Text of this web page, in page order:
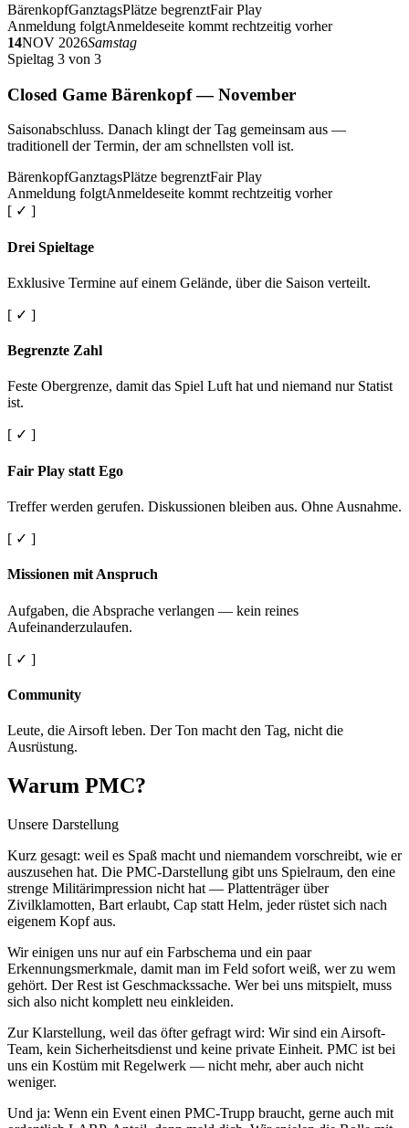
BärenkopfGanztagsPlätze begrenztFair Play
Anmeldung folgtAnmeldeseite kommt rechtzeitig vorher
14NOV 2026Samstag
Spieltag 3 von 3
Closed Game Bärenkopf — November
Saisonabschluss. Danach klingt der Tag gemeinsam aus —
traditionell der Termin, der am schnellsten voll ist.
BärenkopfGanztagsPlätze begrenztFair Play
Anmeldung folgtAnmeldeseite kommt rechtzeitig vorher
[ ✓ ]
Drei Spieltage
Exklusive Termine auf einem Gelände, über die Saison verteilt.
[ ✓ ]
Begrenzte Zahl
Feste Obergrenze, damit das Spiel Luft hat und niemand nur Statist
ist.
[ ✓ ]
Fair Play statt Ego
Treffer werden gerufen. Diskussionen bleiben aus. Ohne Ausnahme.
[ ✓ ]
Missionen mit Anspruch
Aufgaben, die Absprache verlangen — kein reines
Aufeinanderzulaufen.
[ ✓ ]
Community
Leute, die Airsoft leben. Der Ton macht den Tag, nicht die
Ausrüstung.
Warum PMC?
Unsere Darstellung
Kurz gesagt: weil es Spaß macht und niemandem vorschreibt, wie er
auszusehen hat. Die PMC-Darstellung gibt uns Spielraum, den eine
strenge Militärimpression nicht hat — Plattenträger über
Zivilklamotten, Bart erlaubt, Cap statt Helm, jeder rüstet sich nach
eigenem Kopf aus.
Wir einigen uns nur auf ein Farbschema und ein paar
Erkennungsmerkmale, damit man im Feld sofort weiß, wer zu wem
gehört. Der Rest ist Geschmackssache. Wer bei uns mitspielt, muss
sich also nicht komplett neu einkleiden.
Zur Klarstellung, weil das öfter gefragt wird: Wir sind ein Airsoft-
Team, kein Sicherheitsdienst und keine private Einheit. PMC ist bei
uns ein Kostüm mit Regelwerk — nicht mehr, aber auch nicht
weniger.
Und ja: Wenn ein Event einen PMC-Trupp braucht, gerne auch mit